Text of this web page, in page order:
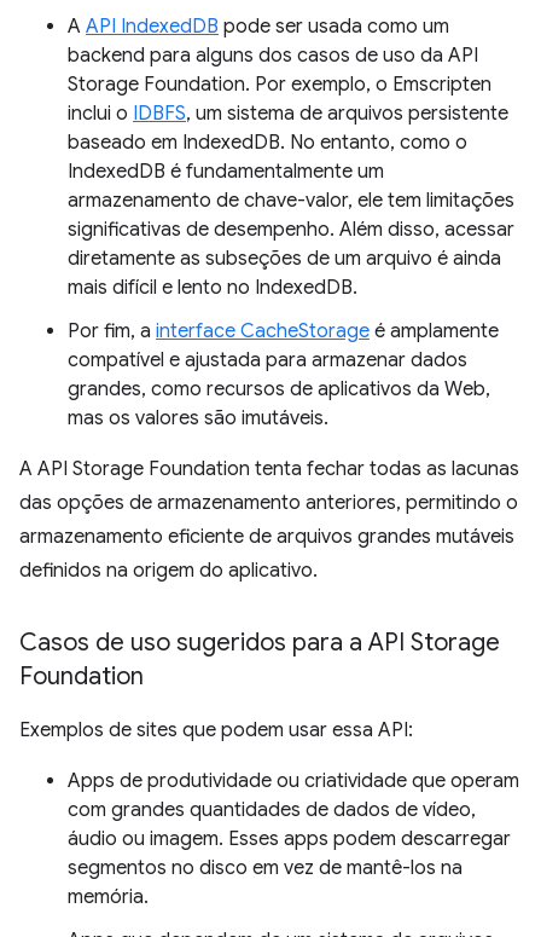
A API IndexedDB pode ser usada como um
backend para alguns dos casos de uso da API
Storage Foundation. Por exemplo, o Emscripten
inclui o IDBFS, um sistema de arquivos persistente
baseado em IndexedDB. No entanto, como o
IndexedDB é fundamentalmente um
armazenamento de chave-valor, ele tem limitações
significativas de desempenho. Além disso, acessar
diretamente as subseções de um arquivo é ainda
mais difícil e lento no IndexedDB.
Por fim, a interface CacheStorage é amplamente
compatível e ajustada para armazenar dados
grandes, como recursos de aplicativos da Web,
mas os valores são imutáveis.
A API Storage Foundation tenta fechar todas as lacunas
das opções de armazenamento anteriores, permitindo o
armazenamento eficiente de arquivos grandes mutáveis
definidos na origem do aplicativo.
Casos de uso sugeridos para a API Storage
Foundation
Exemplos de sites que podem usar essa API:
Apps de produtividade ou criatividade que operam
com grandes quantidades de dados de vídeo,
áudio ou imagem. Esses apps podem descarregar
segmentos no disco em vez de mantê-los na
memória.